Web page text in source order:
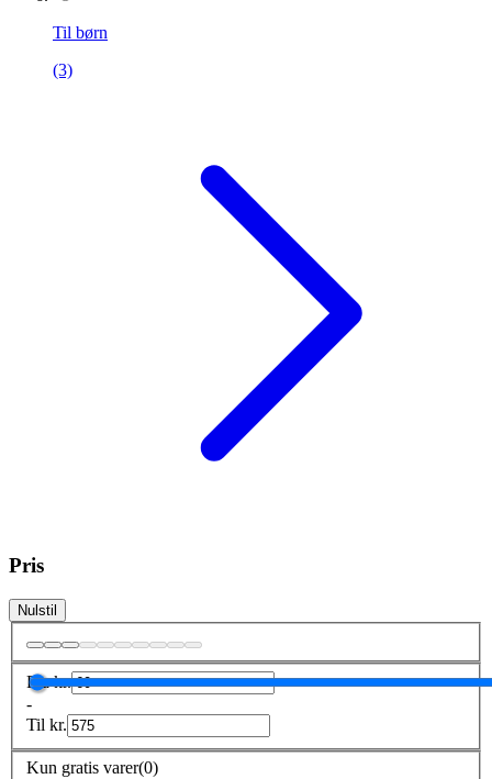
Til børn
(3)
Pris
Nulstil
Frakr.
-
Til kr.
Kun gratis varer(0)